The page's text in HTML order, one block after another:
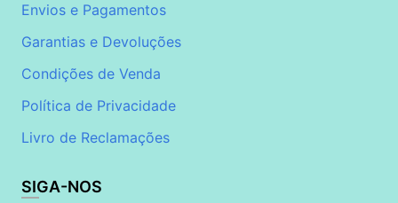
Envios e Pagamentos
Garantias e Devoluções
Condições de Venda
Política de Privacidade
Livro de Reclamações
SIGA-NOS